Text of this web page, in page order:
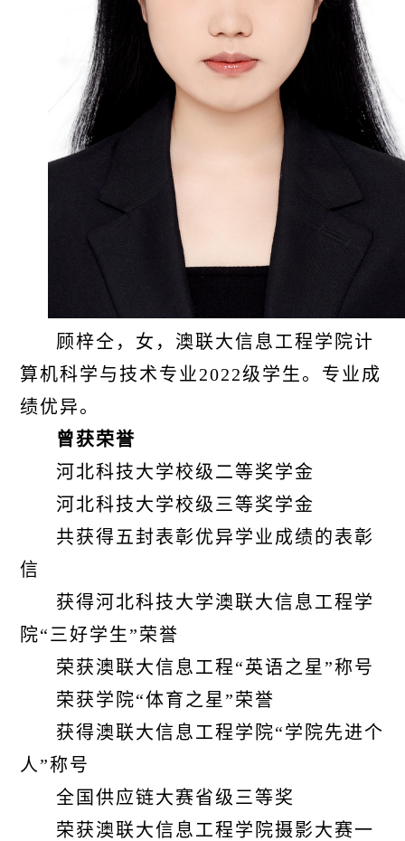
顾梓仝，女，澳联大信息工程学院计
算机科学与技术专业2022级学生。专业成
绩优异。
曾获荣誉
河北科技大学校级二等奖学金
河北科技大学校级三等奖学金
共获得五封表彰优异学业成绩的表彰
信
获得河北科技大学澳联大信息工程学
院“三好学生”荣誉
荣获澳联大信息工程“英语之星”称号
荣获学院“体育之星”荣誉
获得澳联大信息工程学院“学院先进个
人”称号
全国供应链大赛省级三等奖
荣获澳联大信息工程学院摄影大赛一